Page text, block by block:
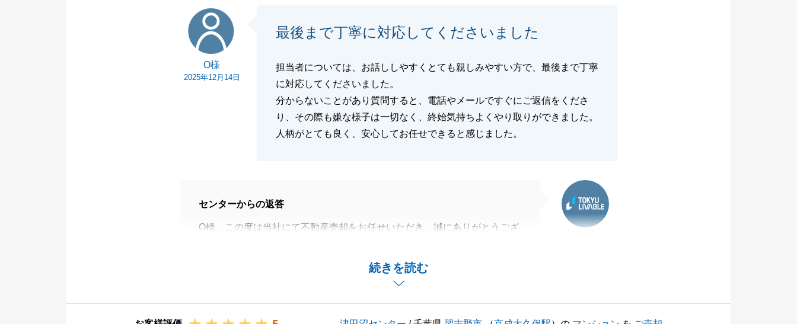
閉じる
O様
2025年12月14日
最後まで丁寧に対応してくださいました
担当者については、お話ししやすくとても親しみやすい方で、最後まで丁寧
に対応してくださいました。
分からないことがあり質問すると、電話やメールですぐにご返信をくださ
り、その際も嫌な様子は一切なく、終始気持ちよくやり取りができました。
人柄がとても良く、安心してお任せできると感じました。
続きを読む
センターからの返答
O様、この度は当社にて不動産売却をお任せいただき、誠にありがとうござ
共有者様とも代表して、連携を取ってくださり大変感謝いたします。
決済までにも、多少の紆余曲折は御座いましたが、無事に決済を迎えること